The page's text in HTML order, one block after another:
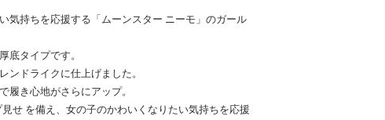
気持ちを応援する「ムーンスター ニーモ」のガール
底タイプです。
ンドライクに仕上げました。
履き心地がさらにアップ。
せ を備え、女の子のかわいくなりたい気持ちを応援